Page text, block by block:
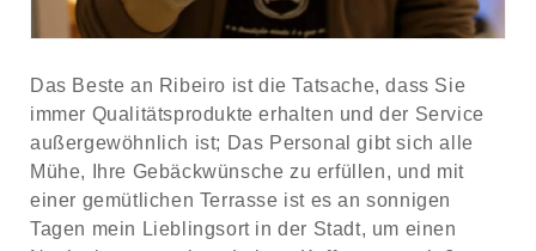
Das Beste an Ribeiro ist die Tatsache, dass Sie
immer Qualitätsprodukte erhalten und der Service
außergewöhnlich ist; Das Personal gibt sich alle
Mühe, Ihre Gebäckwünsche zu erfüllen, und mit
einer gemütlichen Terrasse ist es an sonnigen
Tagen mein Lieblingsort in der Stadt, um einen